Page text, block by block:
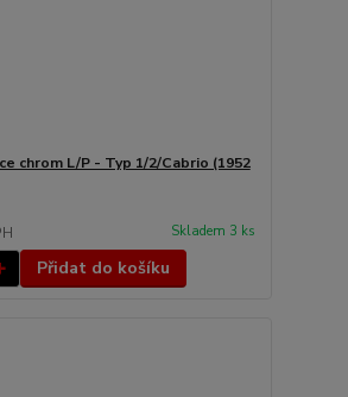
chrom L/P - Typ 1/2/Cabrio (1952
Skladem 3 ks
Přidat do košíku